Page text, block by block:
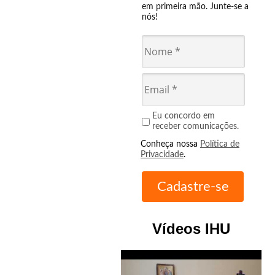
em primeira mão. Junte-se a
nós!
Eu concordo em
receber comunicações.
Conheça nossa Política de
Privacidade.
Vídeos IHU